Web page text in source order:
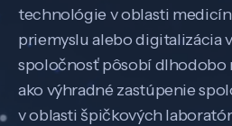
technológie v oblasti
priemyslu alebo digitalizácia
spoločnosť pôsobí dlhodobo
ako výhradné zastúpenie
v oblasti špičkových